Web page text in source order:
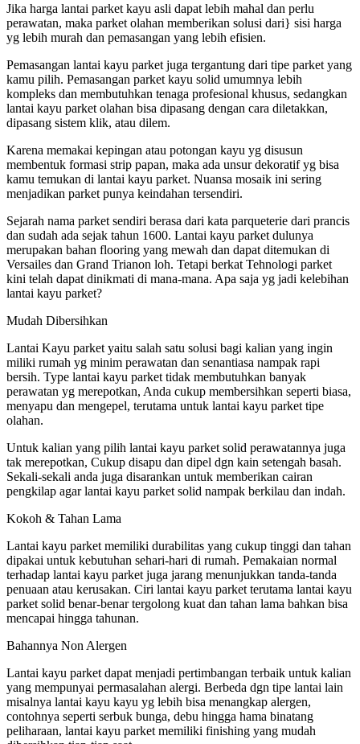
Jika harga lantai parket kayu asli dapat lebih mahal dan perlu
perawatan, maka parket olahan memberikan solusi dari} sisi harga
yg lebih murah dan pemasangan yang lebih efisien.
Pemasangan lantai kayu parket juga tergantung dari tipe parket yang
kamu pilih. Pemasangan parket kayu solid umumnya lebih
kompleks dan membutuhkan tenaga profesional khusus, sedangkan
lantai kayu parket olahan bisa dipasang dengan cara diletakkan,
dipasang sistem klik, atau dilem.
Karena memakai kepingan atau potongan kayu yg disusun
membentuk formasi strip papan, maka ada unsur dekoratif yg bisa
kamu temukan di lantai kayu parket. Nuansa mosaik ini sering
menjadikan parket punya keindahan tersendiri.
Sejarah nama parket sendiri berasa dari kata parqueterie dari prancis
dan sudah ada sejak tahun 1600. Lantai kayu parket dulunya
merupakan bahan flooring yang mewah dan dapat ditemukan di
Versailes dan Grand Trianon loh. Tetapi berkat Tehnologi parket
kini telah dapat dinikmati di mana-mana. Apa saja yg jadi kelebihan
lantai kayu parket?
Mudah Dibersihkan
Lantai Kayu parket yaitu salah satu solusi bagi kalian yang ingin
miliki rumah yg minim perawatan dan senantiasa nampak rapi
bersih. Type lantai kayu parket tidak membutuhkan banyak
perawatan yg merepotkan, Anda cukup membersihkan seperti biasa,
menyapu dan mengepel, terutama untuk lantai kayu parket tipe
olahan.
Untuk kalian yang pilih lantai kayu parket solid perawatannya juga
tak merepotkan, Cukup disapu dan dipel dgn kain setengah basah.
Sekali-sekali anda juga disarankan untuk memberikan cairan
pengkilap agar lantai kayu parket solid nampak berkilau dan indah.
Kokoh & Tahan Lama
Lantai kayu parket memiliki durabilitas yang cukup tinggi dan tahan
dipakai untuk kebutuhan sehari-hari di rumah. Pemakaian normal
terhadap lantai kayu parket juga jarang menunjukkan tanda-tanda
penuaan atau kerusakan. Ciri lantai kayu parket terutama lantai kayu
parket solid benar-benar tergolong kuat dan tahan lama bahkan bisa
mencapai hingga tahunan.
Bahannya Non Alergen
Lantai kayu parket dapat menjadi pertimbangan terbaik untuk kalian
yang mempunyai permasalahan alergi. Berbeda dgn tipe lantai lain
misalnya lantai kayu kayu yg lebih bisa menangkap alergen,
contohnya seperti serbuk bunga, debu hingga hama binatang
peliharaan, lantai kayu parket memiliki finishing yang mudah